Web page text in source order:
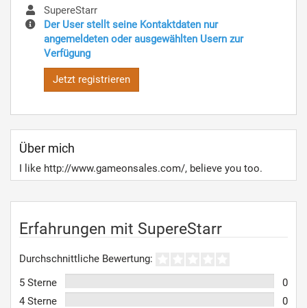
SupereStarr
Der User stellt seine Kontaktdaten nur
angemeldeten oder ausgewählten Usern zur
Verfügung
Jetzt registrieren
Über mich
I like http://www.gameonsales.com/, believe you too.
Erfahrungen mit SupereStarr
Durchschnittliche Bewertung:
5 Sterne
0
4 Sterne
0